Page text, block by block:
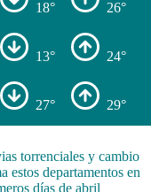
18° 26°
13° 24°
27° 29°